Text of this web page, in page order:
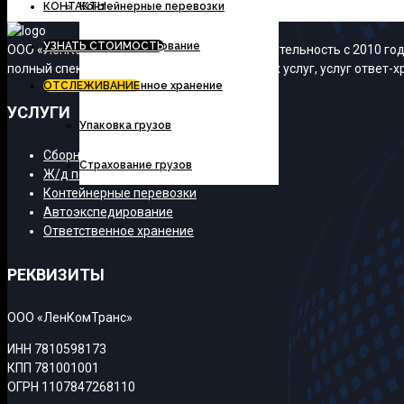
Контейнерные перевозки
Автоэкспедирование
Ответственное хранение
Упаковка грузов
Страхование грузов
КОНТАКТЫ
УЗНАТЬ СТОИМОСТЬ
ОТСЛЕЖИВАНИЕ
ООО «ЛенКомТранс» осуществляет свою деятельность с 2010
полный спектр транспортно-экспедиционных услуг, услуг ответ-
УСЛУГИ
Сборные грузы
Ж/д перевозки
Контейнерные перевозки
Автоэкспедирование
Ответственное хранение
РЕКВИЗИТЫ
ООО «ЛенКомТранс»
ИНН 7810598173
КПП 781001001
ОГРН 1107847268110